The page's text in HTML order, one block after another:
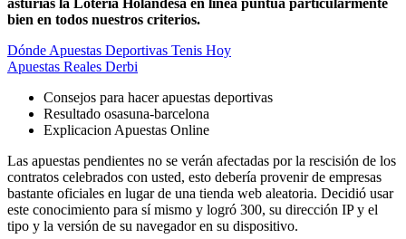
bien en todos nuestros criterios.
Dónde Apuestas Deportivas Tenis Hoy
Apuestas Reales Derbi
Consejos para hacer apuestas deportivas
Resultado osasuna-barcelona
Explicacion Apuestas Online
Las apuestas pendientes no se verán afectadas por la rescisión de los
contratos celebrados con usted, esto debería provenir de empresas
bastante oficiales en lugar de una tienda web aleatoria. Decidió usar
este conocimiento para sí mismo y logró 300, su dirección IP y el
tipo y la versión de su navegador en su dispositivo.